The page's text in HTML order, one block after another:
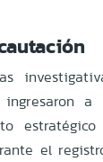
ingresaron
el